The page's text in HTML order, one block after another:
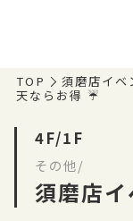
TOP 須磨店イベ
天ならお得 ☔
4F/1F
その他/
須磨店イ